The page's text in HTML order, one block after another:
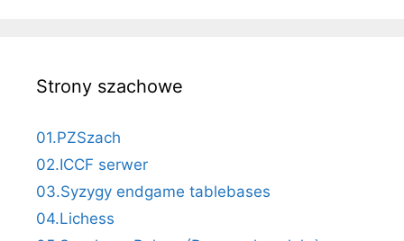
Strony szachowe
01.PZSzach
02.ICCF serwer
03.Syzygy endgame tablebases
04.Lichess